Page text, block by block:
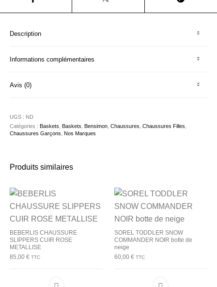
Description
Informations complémentaires
Avis (0)
UGS : ND
Catégories :Baskets ,Baskets ,Bensimon ,Chaussures ,Chaussures Filles
Chaussures Garçons ,Nos Marques
Produits similaires
BEBERLIS CHAUSSURE
SLIPPERS CUIR ROSE
METALLISE
85,00€ TTC
SOREL TODDLER SNOW
COMMANDER NOIR botte de
neige
60,00 € TTC